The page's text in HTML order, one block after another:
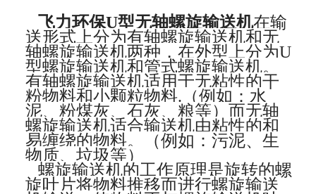
飞力环保U型无轴螺旋输送机在输
送形式上分为有轴螺旋输送机和无
轴螺旋输送机两种，在外型上分为U
型螺旋输送机和管式螺旋输送机。
有轴螺旋输送机适用于无粘性的干
粉物料和小颗粒物料.（例如：水
泥、粉煤灰、石灰、粮等）而无轴
螺旋输送机适合输送机由粘性的和
易缠绕的物料。（例如：污泥、生
物质、垃圾等）
螺旋输送机的工作原理是旋转的螺
旋叶片将物料推移而进行螺旋输送